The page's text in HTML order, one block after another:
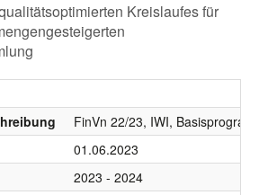
Kreislaufes für
FinVn 22/23, IWI,
01.06.2023
2023 - 2024